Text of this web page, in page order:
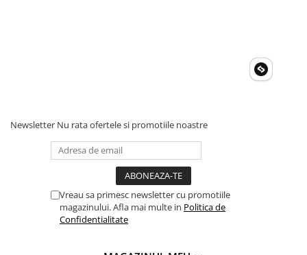
Newsletter Nu rata ofertele si promotiile noastre
Vreau sa primesc newsletter cu promotiile
magazinului. Afla mai multe in Politica de
Confidentialitate